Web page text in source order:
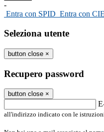
-
Entra con SPID Entra con CIE
Seleziona utente
button close ×
Recupero password
button close ×
all'indirizzo indicato con le